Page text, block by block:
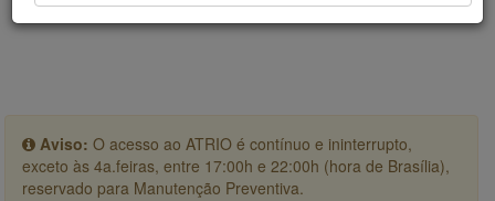
Aviso: O acesso ao ATRIO é contínuo e ininterrupto,
exceto às 4a.feiras, entre 17:00h e 22:00h (hora de Brasília),
reservado para Manutenção Preventiva.